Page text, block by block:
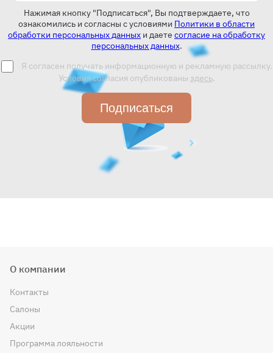
Нажимая кнопку "Подписаться", Вы подтверждаете, что
ознакомились и согласны с условиями Политики в области
обработки персональных данных и даете согласие на обработку
персональных данных.
Я согласен получать информационную и рекламную рассылку.
Условия согласия опубликованы здесь.
Подписаться
О компании
Контакты
Салоны
Акции
Программа лояльности